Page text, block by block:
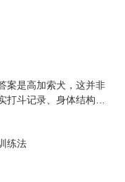
案是高加索犬，这并非
打斗记录、身体结构与
将两者置于同等体重级
练法